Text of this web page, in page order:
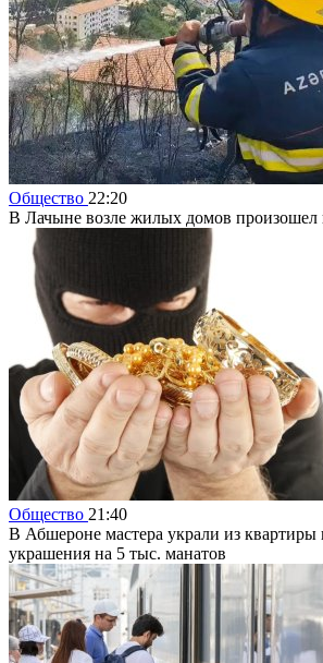
Общество 22:20
В Лачыне возле жилых домов произошел
Общество 21:40
В Абшероне мастера украли из
украшения на 5 тыс. манатов